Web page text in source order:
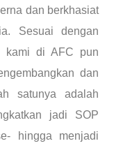
dan berkhasiat
Sesuai dengan
kami di AFC pun
dan
satunya adalah
jadi SOP
hingga menjadi